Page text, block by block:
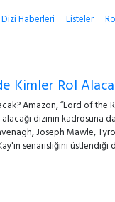
Dizi Haberleri Listeler
Kimler Rol
Amazon, “Lord of the
dizinin kadrosuna
Joseph Mawle,
senarisliğini üstlendiği